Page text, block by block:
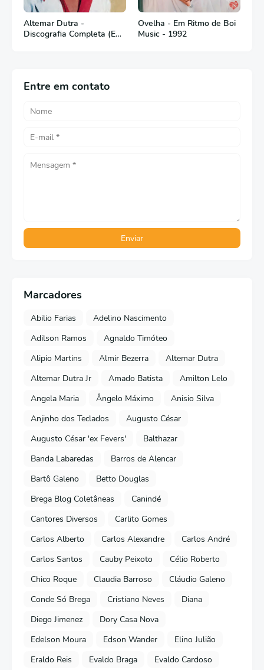
Altemar Dutra -
Discografia Completa (Em
Ovelha - Em Ritmo de Boi
Music - 1992
Entre em contato
Marcadores
Abilio Farias
Adelino Nascimento
Adilson Ramos
Agnaldo Timóteo
Alipio Martins
Almir Bezerra
Altemar Dutra
Altemar Dutra Jr
Amado Batista
Amilton Lelo
Angela Maria
Ângelo Máximo
Anisio Silva
Anjinho dos Teclados
Augusto César
Augusto César 'ex Fevers'
Balthazar
Banda Labaredas
Barros de Alencar
Bartô Galeno
Betto Douglas
Brega Blog Coletâneas
Canindé
Cantores Diversos
Carlito Gomes
Carlos Alberto
Carlos Alexandre
Carlos André
Carlos Santos
Cauby Peixoto
Célio Roberto
Chico Roque
Claudia Barroso
Cláudio Galeno
Conde Só Brega
Cristiano Neves
Diana
Diego Jimenez
Dory Casa Nova
Edelson Moura
Edson Wander
Elino Julião
Eraldo Reis
Evaldo Braga
Evaldo Cardoso